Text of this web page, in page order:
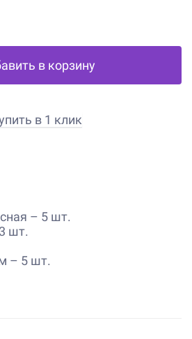
в корзину
в 1 клик
– 5 шт.
шт.
– 5 шт.